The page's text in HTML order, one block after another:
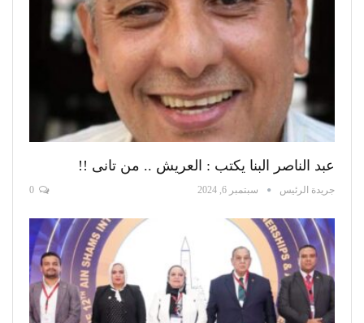
عبد الناصر البنا يكتب : العريش .. من تانى !!
جريدة الرئيس سبتمبر 6, 2024